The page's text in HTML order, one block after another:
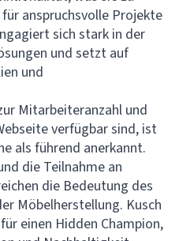
anspruchsvolle Projekte
sich stark in der
und setzt auf
und
Mitarbeiteranzahl und
verfügbar sind, ist
als führend anerkannt.
die Teilnahme an
die Bedeutung des
Möbelherstellung. Kusch
einen Hidden Champion,